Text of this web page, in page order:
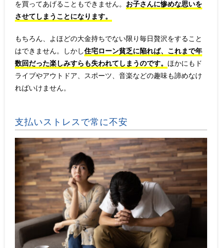
を買ってあげることもできません。 お子さんに惨めな思いを
させてしまうことになります。
もちろん、よほどの大金持ちでない限り毎日贅沢をすること
はできません。しかし住宅ローン貧乏に陥れば、これまで年
数回だった楽しみすらも失われてしまうのです。 ほかにもド
ライブやアウトドア、スポーツ、音楽などの趣味も諦めなけ
ればいけません。
支払いストレスで常に不安